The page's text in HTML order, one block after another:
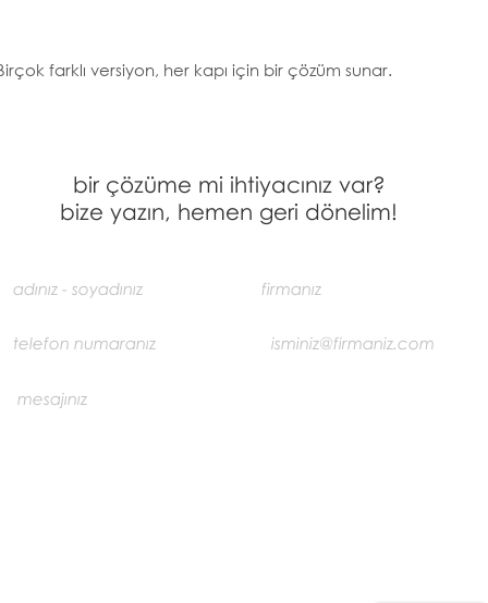
farklı versiyon, her kapı için bir çözüm sunar.
bir çözüme mi ihtiyacınız var?
bize yazın, hemen geri dönelim!